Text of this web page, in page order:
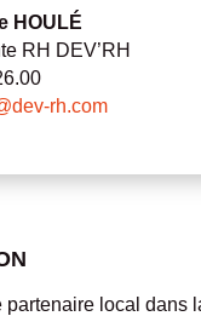
HOULÉ
RH DEV’RH
rh.com
partenaire local dans